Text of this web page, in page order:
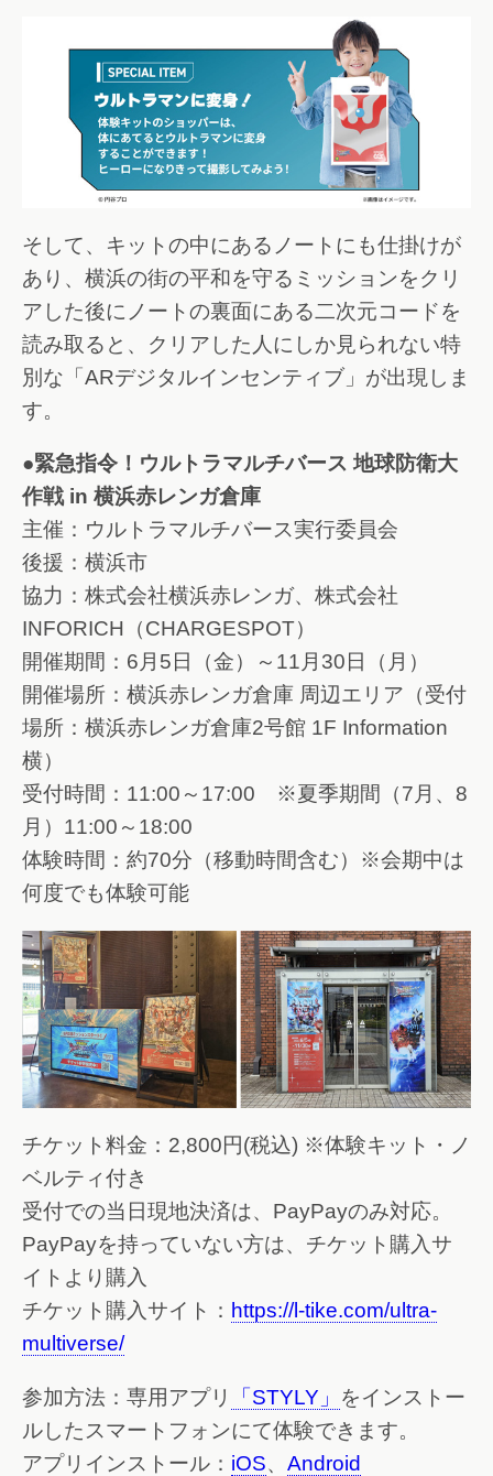
そして、キットの中にあるノートにも仕掛けが
あり、横浜の街の平和を守るミッションをクリ
アした後にノートの裏面にある二次元コードを
読み取ると、クリアした人にしか見られない特
別な「ARデジタルインセンティブ」が出現しま
す。
●緊急指令！ウルトラマルチバース 地球防衛大
作戦 in 横浜赤レンガ倉庫
主催：ウルトラマルチバース実行委員会
後援：横浜市
協力：株式会社横浜赤レンガ、株式会社
INFORICH（CHARGESPOT）
開催期間：6月5日（金）～11月30日（月）
開催場所：横浜赤レンガ倉庫 周辺エリア（受付
場所：横浜赤レンガ倉庫2号館 1F Information
横）
受付時間：11:00～17:00 ※夏季期間（7月、8
月）11:00～18:00
体験時間：約70分（移動時間含む）※会期中は
何度でも体験可能
チケット料金：2,800円(税込) ※体験キット・ノ
ベルティ付き
受付での当日現地決済は、PayPayのみ対応。
PayPayを持っていない方は、チケット購入サ
イトより購入
チケット購入サイト： https://l-tike.com/ultra-
multiverse/
参加方法：専用アプリ 「STYLY」 をインストー
ルしたスマートフォンにて体験できます。
アプリインストール： iOS、 Android